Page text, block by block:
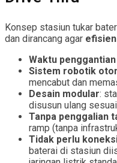
Konsep stasiun tukar
dan dirancang agar
Waktu
Sistem robotik
mencabut dan
Desain modular:
disusun ulang
Tanpa penggalian
ramp (tanpa
Tidak perlu
baterai di stasiun